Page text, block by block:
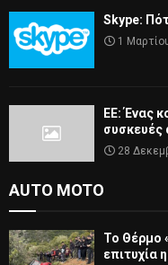
Skype:
1
ΕΕ: Ένας
συσκευές
28
AUTO MOTO
Το Θέρμο
επιτυχία